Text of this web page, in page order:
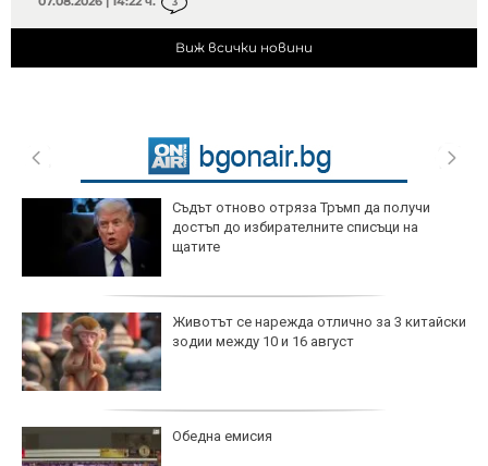
Виж всички новини
Съдът отново отряза Тръмп да получи
достъп до избирателните списъци на
щатите
Животът се нарежда отлично за 3 китайски
зодии между 10 и 16 август
Обедна емисия